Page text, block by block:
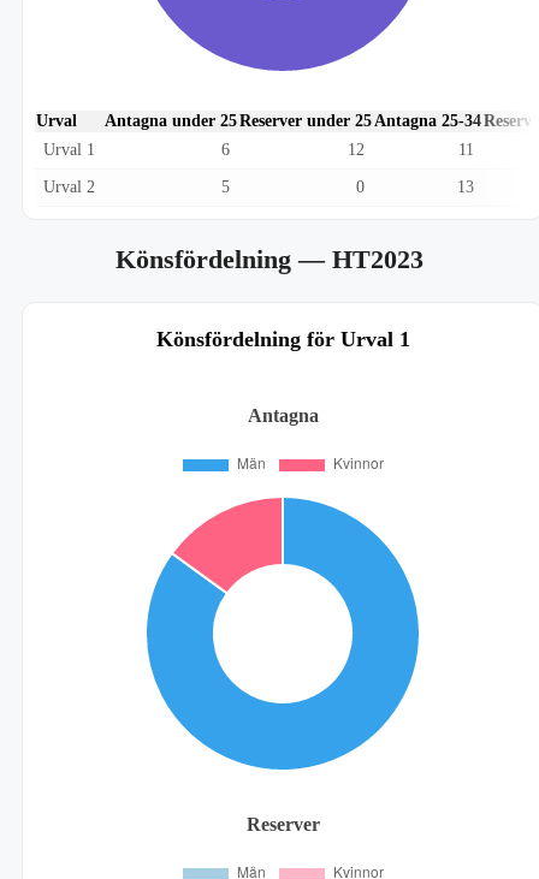
Urval Antagna under 25Reserver under 25 Antagna 25-34
Urval 1
6 12 11
Urval 2 5 0 13
Könsfördelning— HT2023
Könsfördelning för Urval 1
Antagna
Reserver